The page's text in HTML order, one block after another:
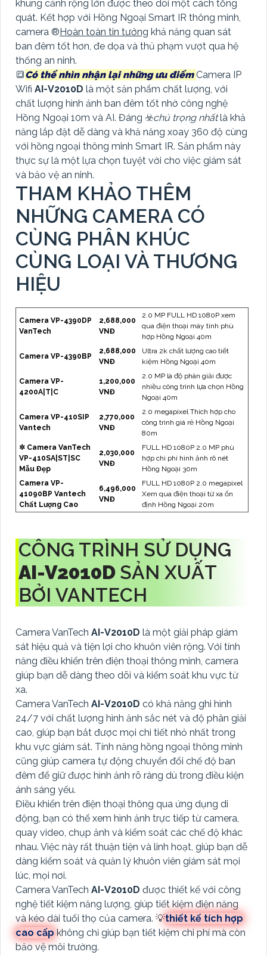
khung cảnh rộng lớn được theo dõi một cách tổng
quát. Kết hợp với Hồng Ngoại Smart IR thông minh,
camera ®️ Hoàn toàn tin tưởng khả năng quan sát
ban đêm tốt hơn, đe dọa và thủ phạm vượt qua hệ
thống an ninh.
🔳Có thể nhìn nhận lại những ưu điểmCamera IP
Wifi AI-V2010D là một sản phẩm chất lượng, với
chất lượng hình ảnh ban đêm tốt nhờ công nghệ
Hồng Ngoại 10m và AI. Đáng ☣️chú trọng nhấtlà khả
năng lắp đặt dễ dàng và khả năng xoay 360 độ cùng
với hồng ngoại thông minh Smart IR. Sản phẩm này
thực sự là một lựa chọn tuyệt vời cho việc giám sát
và bảo vệ an ninh.
THAM KHẢO THÊM
NHỮNG CAMERA CÓ
CÙNG PHÂN KHÚC
CÙNG LOẠI VÀ THƯƠNG
HIỆU
Camera VP-4390DP
VanTech
2,688,000
VNĐ
2.0 MP FULL HD 1080P xem
qua điện thoại máy tính phù
hợp Hồng Ngoại 40m
Camera VP-4390BP
2,688,000
VNĐ
Ultra 2k chất lượng cao tiết
kiệm Hồng Ngoại 40m
Camera VP-
4200A|T|C
1,200,000
VNĐ
2.0 MP là độ phân giải được
nhiều công trình lựa chọn Hồng
Ngoại 40m
Camera VP-410SIP
Vantech
2,770,000
VNĐ
2.0 megapixel Thích hợp cho
công trình giá rẻ Hồng Ngoại
80m
✲ Camera VanTech
VP-410SA|ST|SC
Mẫu Đẹp
2,030,000
VNĐ
FULL HD 1080P 2.0 MP phù
hợp chi phí hình ảnh rõ nét
Hồng Ngoại 30m
Camera VP-
41090BP Vantech
Chất Lượng Cao
6,496,000
VNĐ
FULL HD 1080P 2.0 megapixel
Xem qua điện thoại từ xa ổn
định Hồng Ngoại 20m
CÔNG TRÌNH SỬ DỤNG
AI-V2010D SẢN XUẤT
BỞI VANTECH
Camera VanTech AI-V2010D là một giải pháp giám
sát hiệu quả và tiện lợi cho khuôn viên rộng. Với tính
năng điều khiển trên điện thoại thông minh, camera
giúp bạn dễ dàng theo dõi và kiểm soát khu vực từ
xa.
Camera VanTech AI-V2010D có khả năng ghi hình
24/7 với chất lượng hình ảnh sắc nét và độ phân giải
cao, giúp bạn bắt được mọi chi tiết nhỏ nhất trong
khu vực giám sát. Tính năng hồng ngoại thông minh
cũng giúp camera tự động chuyển đổi chế độ ban
đêm để giữ được hình ảnh rõ ràng dù trong điều kiện
ánh sáng yếu.
Điều khiển trên điện thoại thông qua ứng dụng di
động, bạn có thể xem hình ảnh trực tiếp từ camera,
quay video, chụp ảnh và kiểm soát các chế độ khác
nhau. Việc này rất thuận tiện và linh hoạt, giúp bạn dễ
dàng kiểm soát và quản lý khuôn viên giám sát mọi
lúc, mọi nơi.
Camera VanTech AI-V2010D được thiết kế với công
nghệ tiết kiệm năng lượng, giúp tiết kiệm điện năng
và kéo dài tuổi thọ của camera. 💡thiết kế tích hợp
cao cấp không chỉ giúp bạn tiết kiệm chi phí mà còn
bảo vệ môi trường.